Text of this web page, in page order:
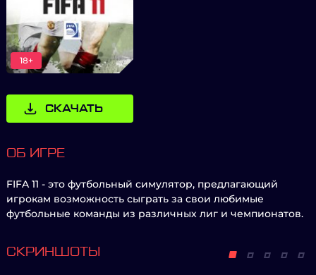
18+
СКАЧАТЬ
ОБ ИГРЕ
FIFA 11 - это футбольный симулятор, предлагающий
игрокам возможность сыграть за свои любимые
футбольные команды из различных лиг и чемпионатов.
СКРИНШОТЫ